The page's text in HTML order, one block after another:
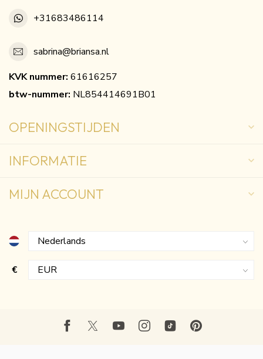
+31683486114
sabrina@briansa.nl
KVK nummer: 61616257
btw-nummer: NL854414691B01
OPENINGSTIJDEN
INFORMATIE
MIJN ACCOUNT
€